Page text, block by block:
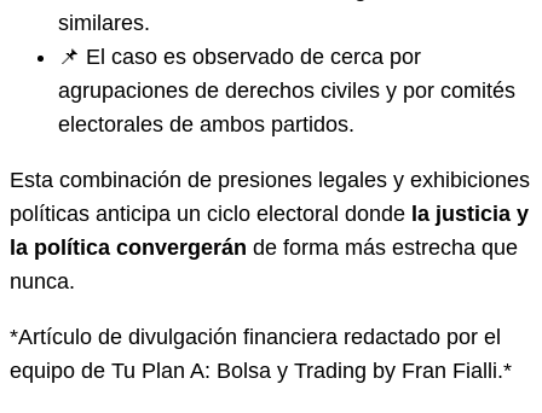
similares.
📌 El caso es observado de cerca por
agrupaciones de derechos civiles y por comités
electorales de ambos partidos.
Esta combinación de presiones legales y exhibiciones
políticas anticipa un ciclo electoral donde la justicia y
la política convergerán de forma más estrecha que
nunca.
*Artículo de divulgación financiera redactado por el
equipo de Tu Plan A: Bolsa y Trading by Fran Fialli.*